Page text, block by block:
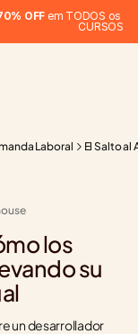
OFF em TODOS os
CURSOS
Laboral El Salto al
los
su
un desarrollador